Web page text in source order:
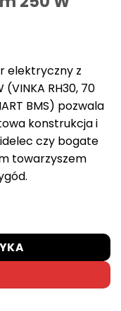
elektryczny z
RH30, 70
BMS) pozwala
konstrukcja i
czy bogate
towarzyszem
20″ z mocnym